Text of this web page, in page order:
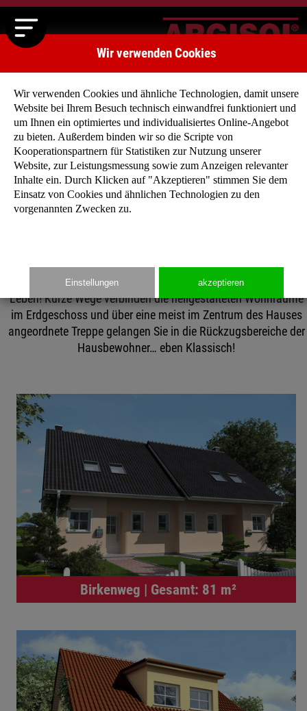
Klassische Häuser
Egal was Sie suchen, Sattel-, Walm- oder Pultdach,
m² oder 145 m², bei unseren klassischen Häusern
werden Sie fündig! Stöbern Sie doch einfach mal
Unsere durchdachten Grundrisse lassen Ihnen Platz zum
Leben! Kurze Wege verbinden die hellgestalteten Wohnräume
im Erdgeschoss und über eine meist im Zentrum des Hauses
angeordnete Treppe gelangen Sie in die Rückzugsbereiche der
Hausbewohner… eben Klassisch!
Birkenweg | Gesamt: 81 m²
Wir verwenden Cookies
Wir verwenden Cookies und ähnliche Technologien, damit unsere
Website bei Ihrem Besuch technisch einwandfrei funktioniert und
um Ihnen ein optimiertes und individualisiertes Online-Angebot
zu bieten. Außerdem binden wir so die Scripte von
Kooperationspartnern für Statistiken zur Nutzung unserer
Website, zur Leistungsmessung sowie zum Anzeigen relevanter
Inhalte ein. Durch Klicken auf "Akzeptieren" stimmen Sie dem
Einsatz von Cookies und ähnlichen Technologien zu den
vorgenannten Zwecken zu.
Einstellungen akzeptieren